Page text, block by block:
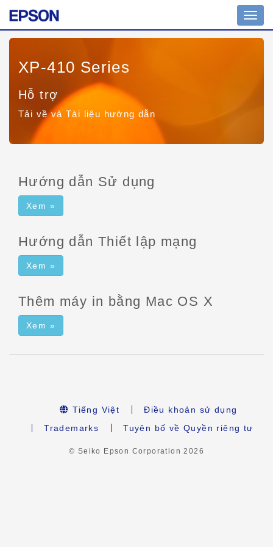
Bật/
XP-410 Series
Hỗ trợ
Tải về và Tài liệu hướng dẫn
Hướng dẫn Sử dụng
Xem »
Hướng dẫn Thiết lập mạng
Xem »
Thêm máy in bằng Mac OS X
Xem »
Tiếng Việt
Điều khoản sử dụng
Trademarks
Tuyên bố về Quyền riêng tư
© Seiko Epson Corporation2026